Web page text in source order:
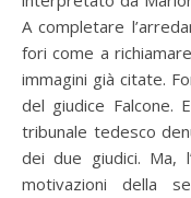
A completare
fori come a
immagini già citate.
del giudice Falcone.
tribunale tedesco
dei due giudici. Ma,
motivazioni della